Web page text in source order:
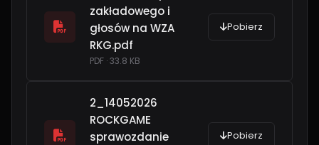
zakładowego i
głosów na WZA
RKG.pdf
PDF · 33.8 KB
Pobierz
2_14052026
ROCKGAME
sprawozdanie
Pobierz